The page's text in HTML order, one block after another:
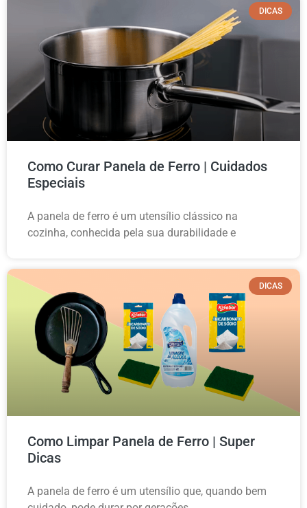
DICAS
Como Curar Panela de Ferro | Cuidados
Especiais
A panela de ferro é um utensílio clássico na
cozinha, conhecida pela sua durabilidade e
DICAS
Como Limpar Panela de Ferro | Super
Dicas
A panela de ferro é um utensílio que, quando bem